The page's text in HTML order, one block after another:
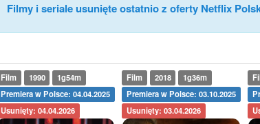
Filmy i seriale usunięte ostatnio z oferty Netflix
Film 1990
1g54m
Premiera w Polsce: 04.04.2025
Usunięty: 04.04.2026
Film 2018
1g36m
Premiera w Polsce: 03.10.2025
Usunięty: 03.04.2026